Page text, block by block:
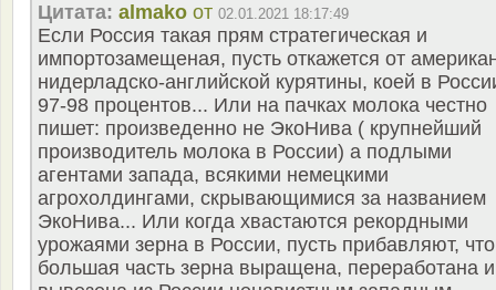
Цитата: almako от 02.01.2021 18:17:49
Если Россия такая прям стратегическая и
импортозамещеная, пусть откажется от
нидерладско-английской курятины, коей в
97-98 процентов... Или на пачках молока честно
пишет: произведенно не ЭкоНива ( крупнейший
производитель молока в России) а подлыми
агентами запада, всякими немецкими
агрохолдингами, скрывающимися за названием
ЭкоНива... Или когда хвастаются рекордными
урожаями зерна в России, пусть прибавляют, что
большая часть зерна выращена, переработана и